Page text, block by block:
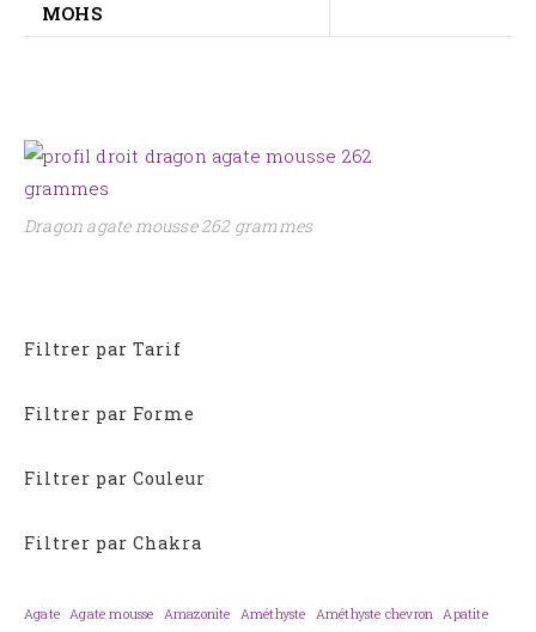
MOHS
Dragon agate mousse 262 grammes
Filtrer par Tarif
Filtrer par Forme
Filtrer par Couleur
Filtrer par Chakra
Agate Agate mousse Amazonite Améthyste Améthyste chevron
Apatite